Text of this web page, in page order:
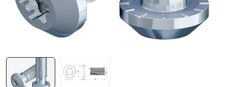
Профиль строительного назначения
Радиаторный алюминиевый профиль NEW!
Метрический крепеж
Конструкции из профиля